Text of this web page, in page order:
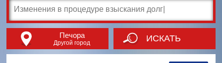
Печора
Другой город ИСКАТЬ